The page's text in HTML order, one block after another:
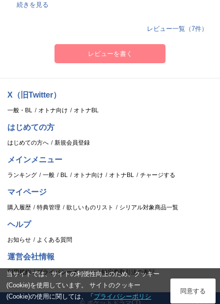
続きを見る
レビュー一覧（7件）
レビューを書く
X（旧Twitter）
一般・BL オトナ向け オトナBL
はじめての方
はじめての方へ 新規会員登録
メインメニュー
ランキング 一般 BL オトナ向け オトナBL チャージする
マイページ
購入履歴 特典管理 欲しいものリスト シリアル対象商品一覧
ヘルプ
お知らせ よくある質問
運営会社情報
利用規約 プライバシーポリシー 特定商取引法の表記
© ポケットドラマCD
当サイトでは、サイトの利便性向上のため、クッキー
(Cookie)を使用しています。 サイトのクッキー
(Cookie)の使用に関しては、「 プライバシーポリシ
同意する